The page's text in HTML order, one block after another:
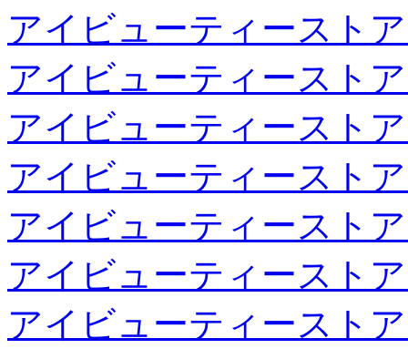
アイビューティースト
アイビューティースト
アイビューティースト
アイビューティースト
アイビューティースト
アイビューティースト
アイビューティースト